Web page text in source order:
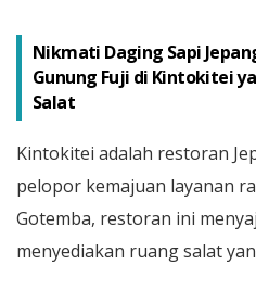
Nikmati Daging Sapi
Gunung Fuji di Kintokitei
Salat
Kintokitei adalah restoran
pelopor kemajuan layanan
Gotemba, restoran ini
menyediakan ruang salat